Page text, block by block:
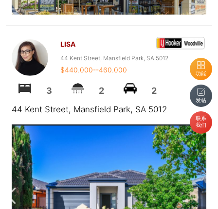
功能
发帖
联系
我们
LISA
44 Kent Street, Mansfield Park, SA 5012
$440.000--460.000
3 2 2
44 Kent Street, Mansfield Park, SA 5012